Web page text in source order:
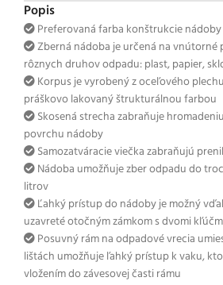
Popis
Preferovaná farba konštrukcie nádoby
Zberná nádoba je určená na vnútorné
rôznych druhov odpadu: plast, papier,
Korpus je vyrobený z oceľového
práškovo lakovaný štrukturálnou farbou
Skosená strecha zabraňuje
povrchu nádoby
Samozatváracie viečka zabraňujú
Nádoba umožňuje zber odpadu do
litrov
Ľahký prístup do nádoby je možný
uzavreté otočným zámkom s dvomi
Posuvný rám na odpadové vrecia
lištách umožňuje ľahký prístup k vaku,
vložením do závesovej časti rámu